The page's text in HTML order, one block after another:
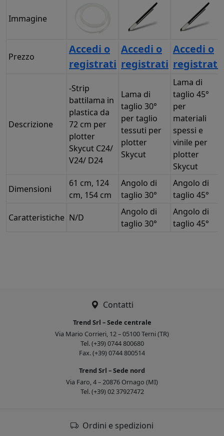
Immagine
Prezzo
Accedi o
registrati
Accedi o
registrati
Accedi o
registrati
Descrizione
-Strip
battilama in
plastica da
72 cm per
plotter
Skycut C24/
V24/ D24
Lama di
taglio 30°
per taglio
tessuti per
plotter
Skycut
Lama di
taglio 45°
per
materiali
spessi e
vinile per
plotter
Skycut
Dimensioni
61 cm, 124
cm, 154 cm
Angolo di
taglio 30°
Angolo di
taglio 45°
Caratteristiche N/D
Angolo di
taglio 30°
Angolo di
taglio 45°
Contatti
Trend Srl – Sede centrale
Via Mario Corrieri, 12 – 05100 Terni (TR)
Tel. (+39) 0744 800680
Fax. (+39) 0744 800514
Trend Srl – Sede nord
Via Faro, 4 – 20876 Ornago (MI)
Tel. (+39) 02 37927472
Ordini e spedizioni